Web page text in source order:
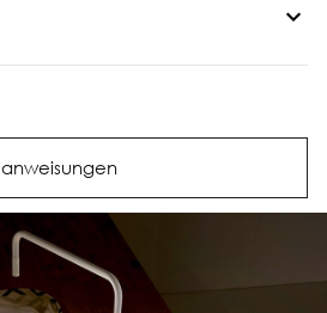
anweisungen